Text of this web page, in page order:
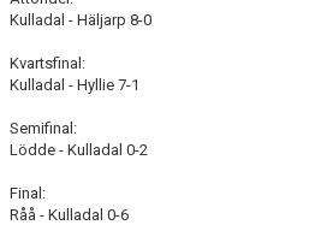
Kulladal - Häljarp 8-0
Kvartsfinal:
Kulladal - Hyllie 7-1
Semifinal:
Lödde - Kulladal 0-2
Final:
Råå - Kulladal 0-6